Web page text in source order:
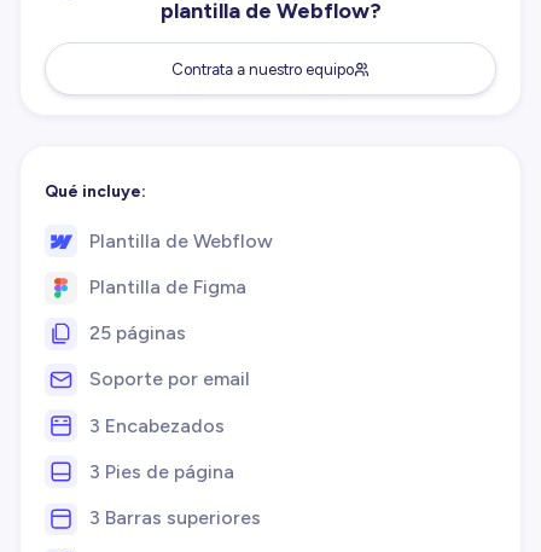
plantilla de Webflow?
Contrata a nuestro equipo
Qué incluye:
Plantilla de Webflow
Plantilla de Figma
25 páginas
Soporte por email
3 Encabezados
3 Pies de página
3 Barras superiores